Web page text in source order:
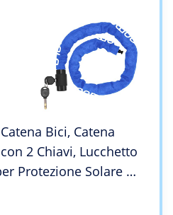
Bici, Catena
2 Chiavi, Lucchetto
Protezione Solare ad
per Biciclette Moto